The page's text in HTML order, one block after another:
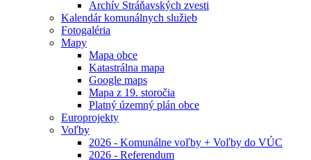
Archív Stráňavských zvesti
Kalendár komunálnych služieb
Fotogaléria
Mapy
Mapa obce
Katastrálna mapa
Google maps
Mapa z 19. storočia
Platný územný plán obce
Europrojekty
Voľby
2026 - Komunálne voľby + Voľby do VÚC
2026 - Referendum